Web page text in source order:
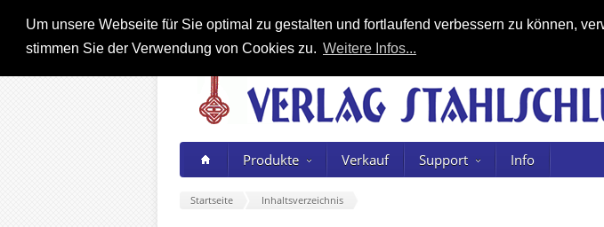
Um unsere Webseite für Sie optimal zu gestalten und fortlaufend verbessern zu können,
stimmen Sie der Verwendung von Cookies zu. Weitere Infos...
Produkte Verkauf Support Info
Startseite Inhaltsverzeichnis